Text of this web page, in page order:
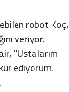
robot Koç,
veriyor.
"Ustalarım
ediyorum.